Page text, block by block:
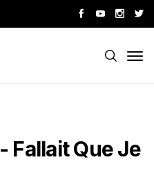
Fallait Que Je